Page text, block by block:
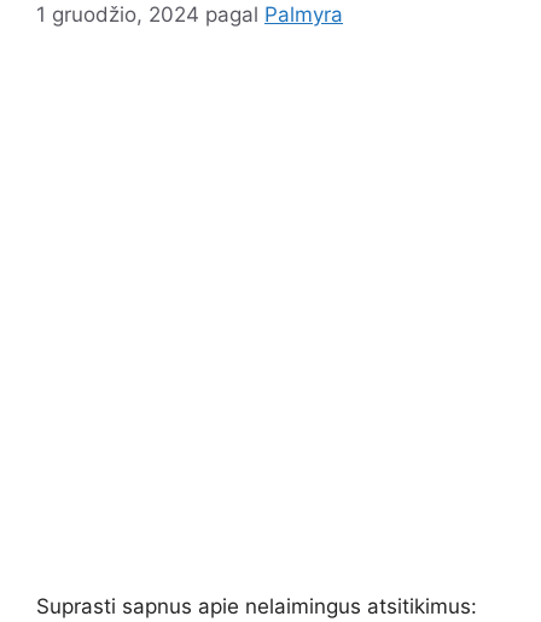
1 gruodžio, 2024 pagal Palmyra
Suprasti sapnus apie nelaimingus atsitikimus: